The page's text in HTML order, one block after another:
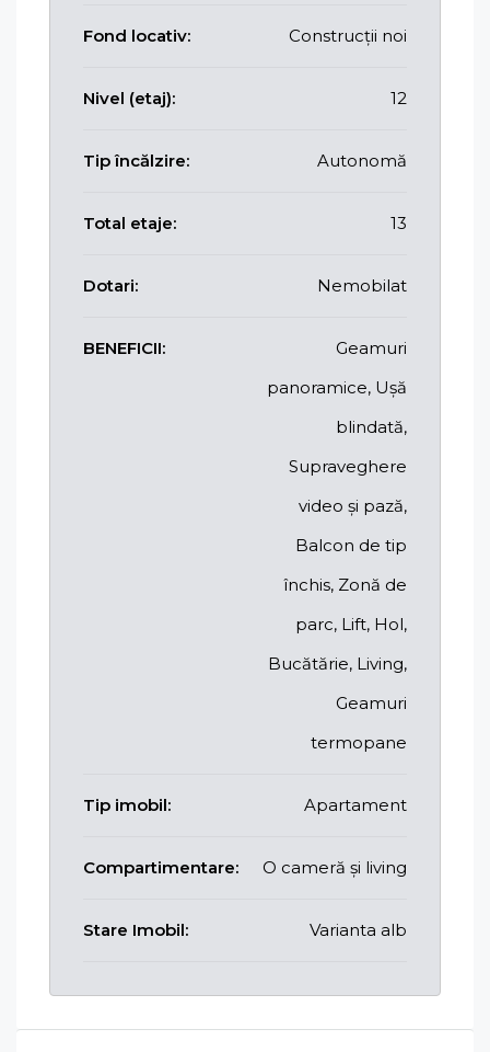
Fond locativ: Construcții noi
Nivel (etaj): 12
Tip încălzire: Autonomă
Total etaje: 13
Dotari: Nemobilat
BENEFICII:
Geamuri
panoramice, Ușă
blindată,
Supraveghere
video și pază,
Balcon de tip
închis, Zonă de
parc, Lift, Hol,
Bucătărie, Living,
Geamuri
termopane
Tip imobil: Apartament
Compartimentare: O cameră și living
Stare Imobil: Varianta alb